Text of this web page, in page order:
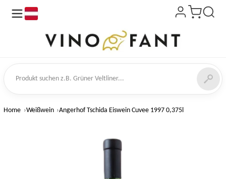
suchen
Home Weißwein Angerhof Tschida Eiswein Cuvee 1997 0,375l